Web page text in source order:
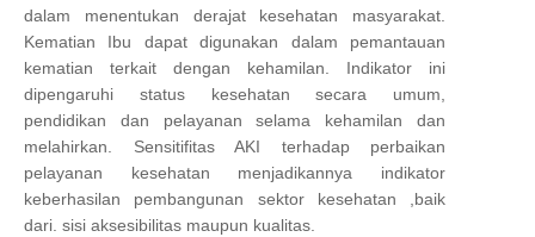
dalam menentukan derajat kesehatan masyarakat.
Kematian Ibu dapat digunakan dalam pemantauan
kematian terkait dengan kehamilan. Indikator ini
dipengaruhi status kesehatan secara umum,
pendidikan dan pelayanan selama kehamilan dan
melahirkan. Sensitifitas AKI terhadap perbaikan
pelayanan kesehatan menjadikannya indikator
keberhasilan pembangunan sektor kesehatan ,baik
dari. sisi aksesibilitas maupun kualitas.